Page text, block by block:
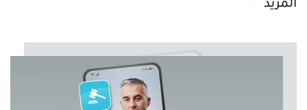
المزيد